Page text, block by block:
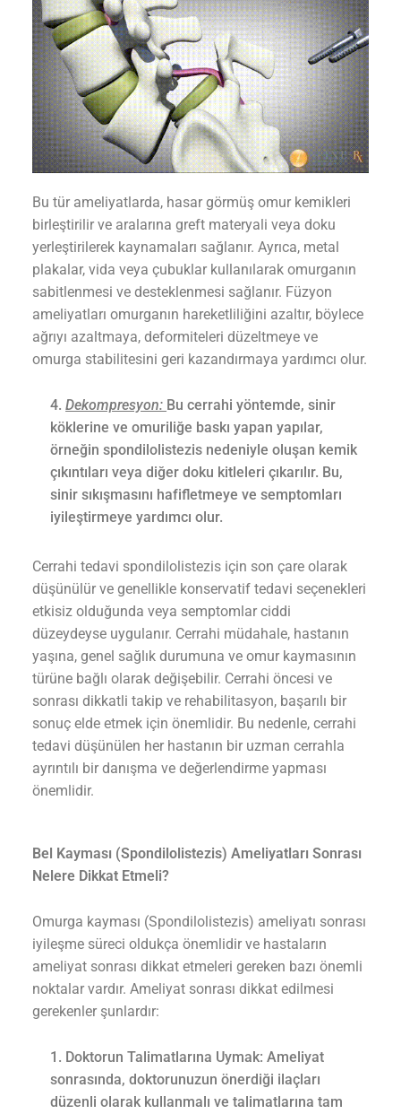
Bu tür ameliyatlarda, hasar görmüş omur kemikleri
birleştirilir ve aralarına greft materyali veya doku
yerleştirilerek kaynamaları sağlanır. Ayrıca, metal
plakalar, vida veya çubuklar kullanılarak omurganın
sabitlenmesi ve desteklenmesi sağlanır. Füzyon
ameliyatları omurganın hareketliliğini azaltır, böylece
ağrıyı azaltmaya, deformiteleri düzeltmeye ve
omurga stabilitesini geri kazandırmaya yardımcı olur.
Dekompresyon: Bu cerrahi yöntemde, sinir
köklerine ve omuriliğe baskı yapan yapılar,
örneğin spondilolistezis nedeniyle oluşan kemik
çıkıntıları veya diğer doku kitleleri çıkarılır. Bu,
sinir sıkışmasını hafifletmeye ve semptomları
iyileştirmeye yardımcı olur.
Cerrahi tedavi spondilolistezis için son çare olarak
düşünülür ve genellikle konservatif tedavi seçenekleri
etkisiz olduğunda veya semptomlar ciddi
düzeydeyse uygulanır. Cerrahi müdahale, hastanın
yaşına, genel sağlık durumuna ve omur kaymasının
türüne bağlı olarak değişebilir. Cerrahi öncesi ve
sonrası dikkatli takip ve rehabilitasyon, başarılı bir
sonuç elde etmek için önemlidir. Bu nedenle, cerrahi
tedavi düşünülen her hastanın bir uzman cerrahla
ayrıntılı bir danışma ve değerlendirme yapması
önemlidir.
Bel Kayması (Spondilolistezis) Ameliyatları Sonrası
Nelere Dikkat Etmeli?
Omurga kayması (Spondilolistezis) ameliyatı sonrası
iyileşme süreci oldukça önemlidir ve hastaların
ameliyat sonrası dikkat etmeleri gereken bazı önemli
noktalar vardır. Ameliyat sonrası dikkat edilmesi
gerekenler şunlardır:
Doktorun Talimatlarına Uymak: Ameliyat
sonrasında, doktorunuzun önerdiği ilaçları
düzenli olarak kullanmalı ve talimatlarına tam